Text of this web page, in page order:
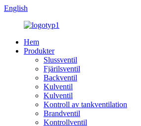
English
Hem
Produkter
Slussventil
Fjärilsventil
Backventil
Kulventil
Kulventil
Kontroll av tankventilation
Brandventil
Kontrollventil